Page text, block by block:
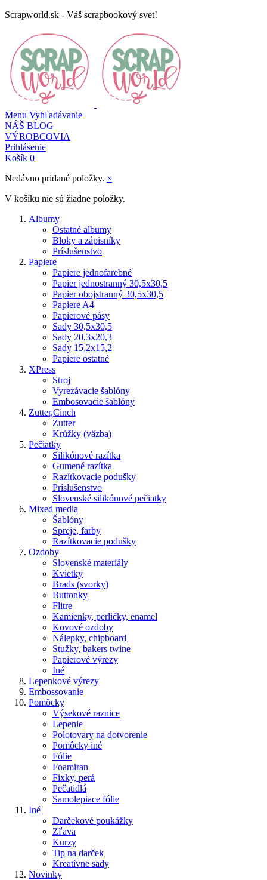
Scrapworld.sk - Váš scrapbookový svet!
Menu Vyhľadávanie
NÁŠ BLOG
VÝROBCOVIA
Prihlásenie
Košík 0
Nedávno pridané položky. ×
V košíku nie sú žiadne položky.
Albumy
Ostatné albumy
Bloky a zápisníky
Príslušenstvo
Papiere
Papiere jednofarebné
Papier jednostranný 30,5x30,5
Papier obojstranný 30,5x30,5
Papiere A4
Papierové pásy
Sady 30,5x30,5
Sady 20,3x20,3
Sady 15,2x15,2
Papiere ostatné
XPress
Stroj
Vyrezávacie šablóny
Embosovacie šablóny
Zutter,Cinch
Zutter
Krúžky (väzba)
Pečiatky
Silikónové razítka
Gumené razítka
Razítkovacie podušky
Príslušenstvo
Slovenské silikónové pečiatky
Mixed media
Šablóny
Spreje, farby
Razítkovacie podušky
Ozdoby
Slovenské materiály
Kvietky
Brads (svorky)
Buttonky
Flitre
Kamienky, perličky, enamel
Kovové ozdoby
Nálepky, chipboard
Stužky, bakers twine
Papierové výrezy
Iné
Lepenkové výrezy
Embossovanie
Pomôcky
Výsekové raznice
Lepenie
Polotovary na dotvorenie
Pomôcky iné
Fólie
Foamiran
Fixky, perá
Pečatidlá
Samolepiace fólie
Iné
Darčekové poukážky
Zľava
Kurzy
Tip na darček
Kreatívne sady
Novinky